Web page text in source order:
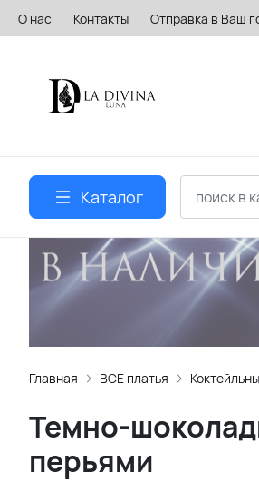
О нас Контакты Отправка в Ваш
Каталог
Главная ВСЕ платья
Темно-
перьями